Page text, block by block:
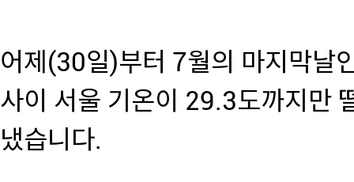
어제(30일)부터 7월의 마지막날
사이 서울 기온이 29.3도까지만
냈습니다.